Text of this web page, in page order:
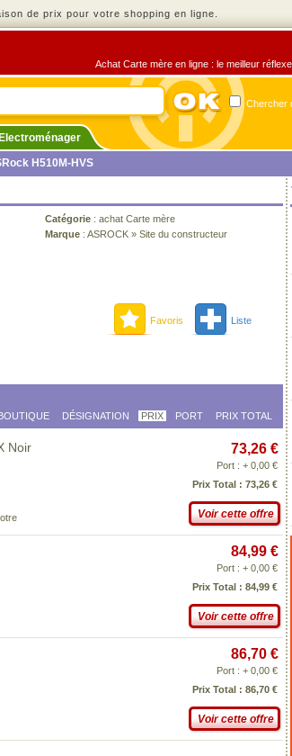
de prix pour votre shopping en ligne.
Achat Carte mère en ligne : le meilleur
Chercher
Electroménager
H510M-HVS
Catégorie : achat Carte mère
Marque : ASROCK » Site du constructeur
Favoris Liste
DÉSIGNATION PRIX PORT PRIX TOTAL
Noir 73,26 €
Port : + 0,00 €
Prix Total : 73,26 €
Voir cette offre
84,99 €
Port : + 0,00 €
Prix Total : 84,99 €
Voir cette offre
86,70 €
Port : + 0,00 €
Prix Total : 86,70 €
Voir cette offre